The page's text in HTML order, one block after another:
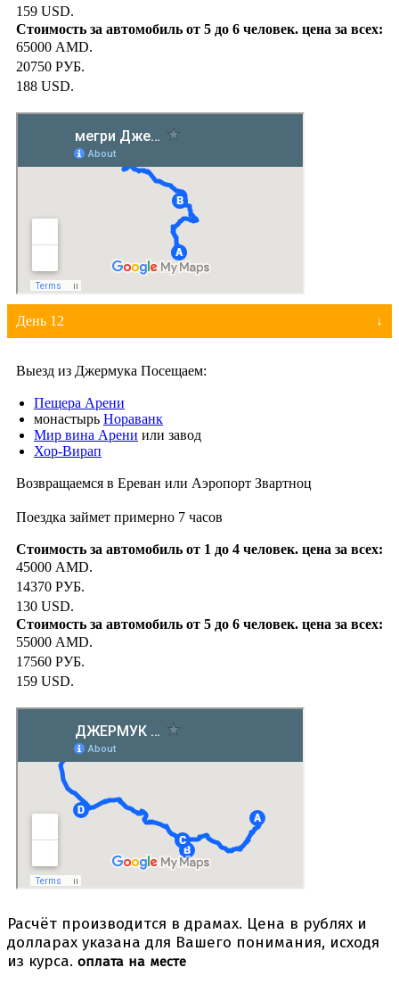
159 USD.
65000 AMD.
20750 РУБ.
188 USD.
День 12
Выезд из Джермука Посещаем:
Пещера Арени
монастырь Нораванк
Мир вина Арени или завод
Хор-Вирап
Возвращаемся в Ереван или Аэропорт Звартноц
Поездка займет примерно 7 часов
45000 AMD.
14370 РУБ.
130 USD.
55000 AMD.
17560 РУБ.
159 USD.
Расчёт производится в драмах. Цена в рублях и
долларах указана для Вашего понимания, исходя
из курса. оплата на месте